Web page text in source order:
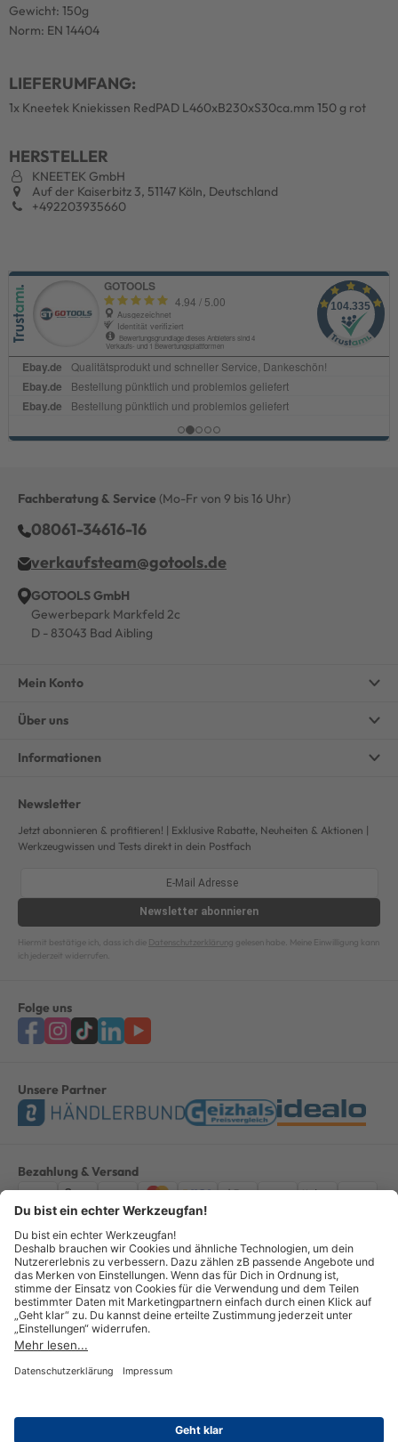
Gewicht: 150g
Norm: EN 14404
LIEFERUMFANG:
1x Kneetek Kniekissen RedPAD L460xB230xS30ca.mm 150 g rot
HERSTELLER
KNEETEK GmbH
Auf der Kaiserbitz 3, 51147 Köln, Deutschland
+492203935660
Fachberatung & Service (Mo-Fr von 9 bis 16 Uhr)
08061-34616-16
verkaufsteam@gotools.de
GOTOOLS GmbH
Gewerbepark Markfeld 2c
D - 83043 Bad Aibling
Mein Konto
Über uns
Informationen
Newsletter
Jetzt abonnieren & profitieren! | Exklusive Rabatte, Neuheiten & Aktionen |
Werkzeugwissen und Tests direkt in dein Postfach
Newsletter abonnieren
Hiermit bestätige ich, dass ich die Datenschutzerklärung gelesen habe. Meine Einwilligung kann
ich jederzeit widerrufen.
Folge uns
Unsere Partner
Bezahlung & Versand
ImpressumAGBDatenschutzWiderruf Vertrag widerrufen
Alle Preise verstehen sich inkl. ges. MwSt. *Kostenloser Versand innerhalb
Deutschlands, bei Bestellungen ab 100,00 Euro.
© Copyright 2026 GOTOOLS GmbH - Alle Rechte vorbehalten. powered by
createyourtemplate